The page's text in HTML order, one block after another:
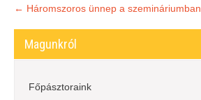
Post
navigation
← Háromszoros ünnep a szemináriumban
Magunkról
Főpásztoraink